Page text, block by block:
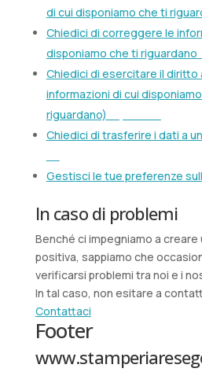
di cui disponiamo che ti
Chiedici di correggere le
disponiamo che ti riguardano
Chiedici di esercitare il diritto
informazioni di cui
riguardano)
Chiedici di trasferire i dati a
Gestisci le tue preferenze
In caso di problemi
Benché ci impegniamo a
positiva, sappiamo che
verificarsi problemi tra noi e i
In tal caso, non esitare a
Contattaci
Footer